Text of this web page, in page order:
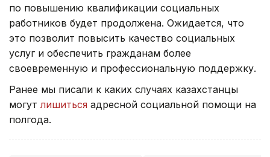
по повышению квалификации социальных
работников будет продолжена. Ожидается, что
это позволит повысить качество социальных
услуг и обеспечить гражданам более
своевременную и профессиональную поддержку.
Ранее мы писали к каких случаях казахстанцы
могутлишиться адресной социальной помощи на
полгода.